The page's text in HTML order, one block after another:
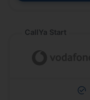
CallYa Start